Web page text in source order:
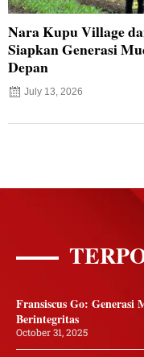
Nara Kupu Village
Siapkan Generasi
Depan
July 13, 2026
Fransiscus Go:
Berintegritas
October 31, 2025